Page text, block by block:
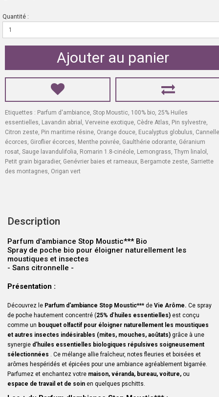
Quantité :
Ajouter au panier
Etiquettes : Parfum d'ambiance, Stop Moustic, 100% bio, 25% Huiles
essentielles, Lavandin abrial , Verveine exotique, Cèdre Atlas, Pin sylvestre,
Citron zeste, Pin maritime résine, Orange douce, Eucalyptus globulus, Cannelle
écorces, Giroflier écorces, Menthe poivrée, Gaulthérie odorante, Géranium
rosat, Sauge lavandulifolia, Romarin 1.8-cinéole, Lemongrass, Thym linalol ,
Petit grain bigaradier, Genévrier baies et rameaux, Bergamote zeste, Sarriette
des montagnes, Origan vert
Description
Parfum d'ambiance Stop Moustic*** Bio
Spray de poche bio pour éloigner naturellement les
moustiques et insectes
- Sans citronnelle -
Présentation :
Découvrez le Parfum d'ambiance Stop Moustic*** de Vie Arôme. Ce spray
de poche hautement concentré (25% d' huiles essentielles) est conçu
comme un bouquet olfactif pour éloigner naturellement les moustiques
et autres insectes indésirables (mites, mouches, aoûtats) grâce à une
synergie d'huiles essentielles biologiques répulsives soigneusement
sélectionnées . Ce mélange allie fraîcheur, notes fleuries et boisées et
arômes hespéridés et épicées pour une ambiance agréablement bigarrée.
Parfumez et enchantez votre maison, véranda, bureau, voiture, ou
espace de travail et de soin en quelques pschitts.